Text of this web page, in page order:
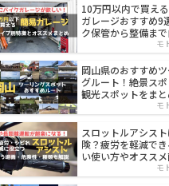
10万円以内で買え
ガレージおすすめ9
ク保管から整備ま
モ
岡山県のおすすめ
グルート！絶景ス
観光スポットをまと
モ
スロットルアシス
険？疲労を軽減で
い使い方やオスス
モ